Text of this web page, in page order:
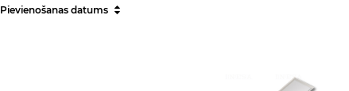
Pievienošanas datums